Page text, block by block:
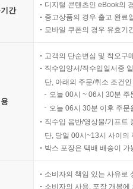
간
디지털 콘텐츠인 eBook의
중고상품의 경우 출고 완료
모바일 쿠폰의 경우 유효기
고객의 단순변심 및 착오구
직수입양서/직수입일서중
단, 아래의 주문/취소 조건
오늘 00시 ~ 06시 30분
오늘 06시 30분 이후 주
직수입 음반/영상물/기프트
단, 당일 00시~13시 사이의
박스 포장은 택배 배송이
소비자의 책임 있는 사유로
소비자의 사용, 포장 개봉